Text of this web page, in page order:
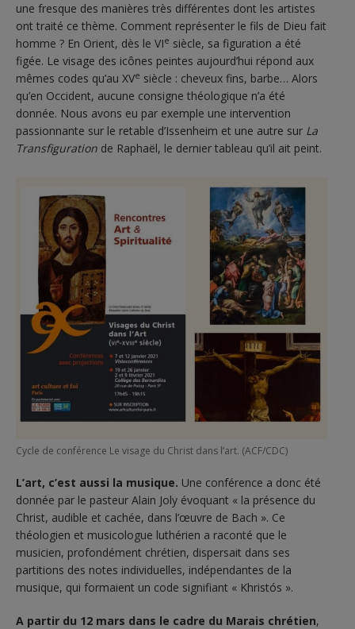
une fresque des manières très différentes dont les artistes
ont traité ce thème. Comment représenter le fils de Dieu fait
homme ? En Orient, dès le VIe siècle, sa figuration a été
figée. Le visage des icônes peintes aujourd’hui répond aux
mêmes codes qu’au XVe siècle : cheveux fins, barbe… Alors
qu’en Occident, aucune consigne théologique n’a été
donnée. Nous avons eu par exemple une intervention
passionnante sur le retable d’Issenheim et une autre sur La
Transfiguration de Raphaël, le dernier tableau qu’il ait peint.
Cycle de conférence Le visage du Christ dans l’art. (ACF/CDC)
L’art, c’est aussi la musique. Une conférence a donc été
donnée par le pasteur Alain Joly évoquant « la présence du
Christ, audible et cachée, dans l’œuvre de Bach ». Ce
théologien et musicologue luthérien a raconté que le
musicien, profondément chrétien, dispersait dans ses
partitions des notes individuelles, indépendantes de la
musique, qui formaient un code signifiant « Khristós ».
A partir du 12 mars dans le cadre du Marais chrétien,